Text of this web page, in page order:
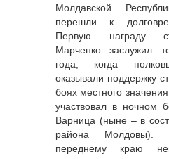
Молдавской
перешли к
Первую награду
Марченко заслужил
года, когда
оказывали поддержку
боях местного
участвовал в ночном
Варница (ныне – в
района
переднему краю